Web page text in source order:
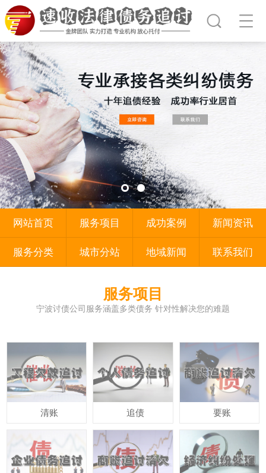
网站首页 服务项目 成功案例 新闻资讯
服务分类 城市分站 地域新闻 联系我们
服务项目
宁波讨债公司服务涵盖多类债务 针对性解决您的难题
清账 追债 要账